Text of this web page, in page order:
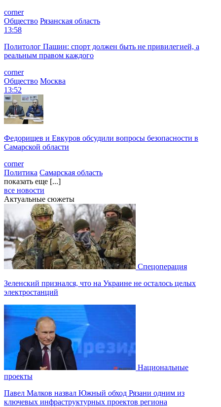
corner
Общество Рязанская область
13:58
Политолог Пашин: спорт должен быть не привилегией, а
реальным правом каждого
corner
Общество Москва
13:52
Федорищев и Евкуров обсудили вопросы безопасности в
Самарской области
corner
Политика Самарская область
показать еще [...]
все новости
Актуальные сюжеты
Спецоперация
Зеленский признался, что на Украине не осталось целых
электростанций
Национальные
проекты
Павел Малков назвал Южный обход Рязани одним из
ключевых инфраструктурных проектов региона